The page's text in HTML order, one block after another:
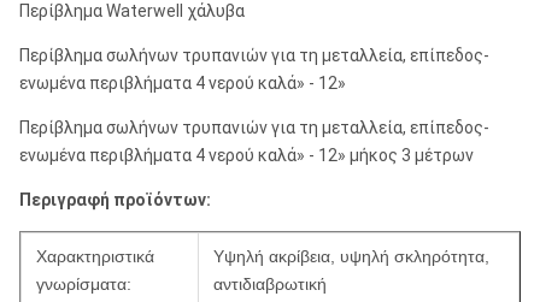
Περίβλημα Waterwell χάλυβα
Περίβλημα σωλήνων τρυπανιών για τη μεταλλεία, επίπεδος-
ενωμένα περιβλήματα 4 νερού καλά» - 12»
Περίβλημα σωλήνων τρυπανιών για τη μεταλλεία, επίπεδος-
ενωμένα περιβλήματα 4 νερού καλά» - 12» μήκος 3 μέτρων
Περιγραφή προϊόντων:
Χαρακτηριστικά
γνωρίσματα:
Υψηλή ακρίβεια, υψηλή σκληρότητα,
αντιδιαβρωτική